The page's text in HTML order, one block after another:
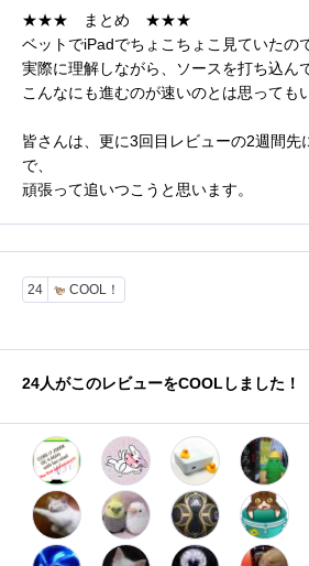
★★★ まとめ ★★★
ベットでiPadでちょこちょこ見ていたの
実際に理解しながら、ソースを打ち込ん
こんなにも進むのが速いのとは思っても
皆さんは、更に3回目レビューの2週間先
で、
頑張って追いつこうと思います。
24 COOL！
24人がこのレビューをCOOLしました！